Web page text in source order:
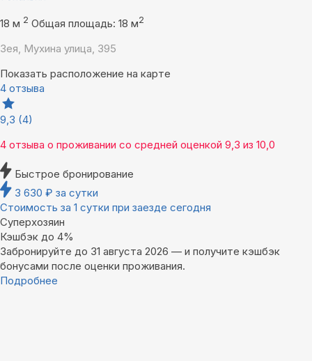
18 м 2 Общая площадь: 18 м2
Зея, Мухина улица, 395
Показать расположение на карте
4 отзыва
9,3 (4)
4 отзыва о проживании со средней оценкой 9,3 из 10,0
Быстрое бронирование
3 630 ₽ за сутки
Стоимость за 1 сутки при заезде сегодня
Суперхозяин
Кэшбэк до 4%
Забронируйте до 31 августа 2026 — и получите кэшбэк
бонусами после оценки проживания.
Подробнее